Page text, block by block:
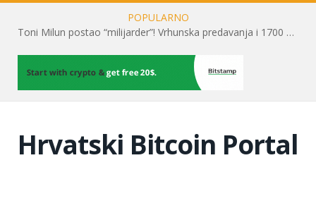
POPULARNO
Toni Milun postao “milijarder”! Vrhunska predavanja i 1700 posjetitelja obilježili su mjesec financijske pismenosti
Hrvatski Bitcoin Portal